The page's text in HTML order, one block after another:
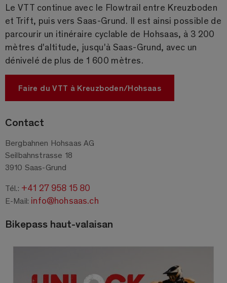
Le VTT continue avec le Flowtrail entre Kreuzboden
et Trift, puis vers Saas-Grund. Il est ainsi possible de
parcourir un itinéraire cyclable de Hohsaas, à 3 200
mètres d'altitude, jusqu'à Saas-Grund, avec un
dénivelé de plus de 1 600 mètres.
Faire du VTT à Kreuzboden/Hohsaas
Contact
Bergbahnen Hohsaas AG
Seilbahnstrasse 18
3910 Saas-Grund
Tél.: +41 27 958 15 80
E-Mail: info@hohsaas.ch
Bikepass haut-valaisan